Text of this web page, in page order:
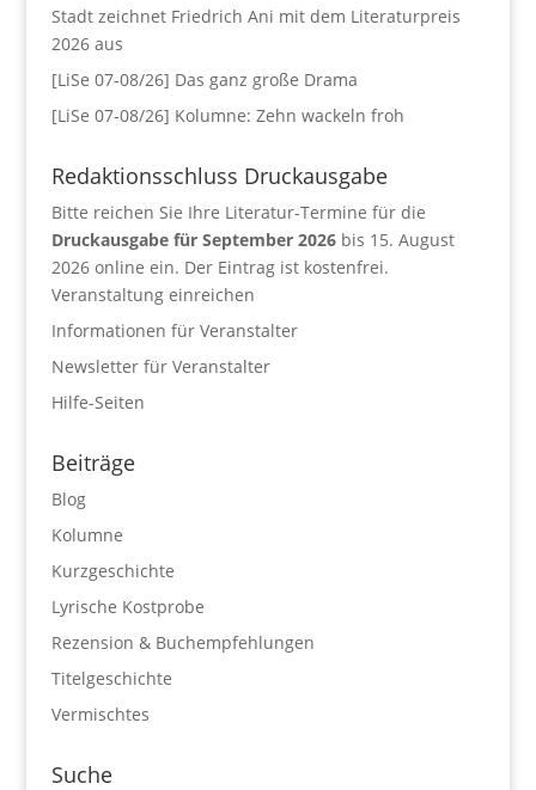
Stadt zeichnet Friedrich Ani mit dem Literaturpreis
2026 aus
[LiSe 07-08/26] Das ganz große Drama
[LiSe 07-08/26] Kolumne: Zehn wackeln froh
Redaktionsschluss Druckausgabe
Bitte reichen Sie Ihre Literatur-Termine für die
Druckausgabe für September 2026bis 15. August
2026 online ein. Der Eintrag ist kostenfrei.
Veranstaltung einreichen
Informationen für Veranstalter
Newsletter für Veranstalter
Hilfe-Seiten
Beiträge
Blog
Kolumne
Kurzgeschichte
Lyrische Kostprobe
Rezension & Buchempfehlungen
Titelgeschichte
Vermischtes
Suche